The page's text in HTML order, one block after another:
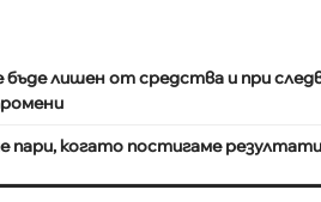
бъде лишен от средства и при
пари, когато постигаме резултати